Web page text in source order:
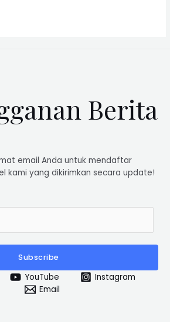
Berita
email Anda untuk mendaftar
kami yang dikirimkan secara update!
Subscribe
YouTube
Instagram
Email